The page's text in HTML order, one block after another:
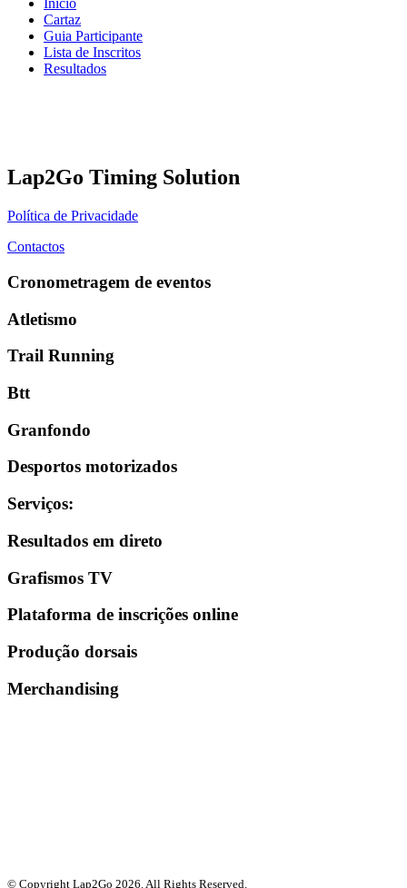
Início
Cartaz
Guia Participante
Lista de Inscritos
Resultados
Lap2Go Timing Solution
Política de Privacidade
Contactos
Cronometragem de eventos
Atletismo
Trail Running
Btt
Granfondo
Desportos motorizados
Serviços:
Resultados em direto
Grafismos TV
Plataforma de inscrições online
Produção dorsais
Merchandising
© Copyright Lap2Go 2026. All Rights Reserved.